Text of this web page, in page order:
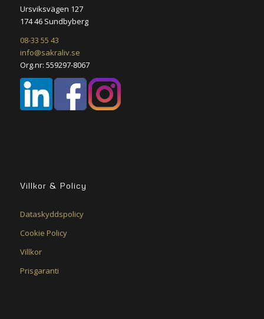
Ursviksvägen 127
174 46 Sundbyberg
08-33 55 43
info@sakraliv.se
Org.nr: 559297-8067
Villkor & Policy
Dataskyddspolicy
Cookie Policy
Villkor
Prisgaranti